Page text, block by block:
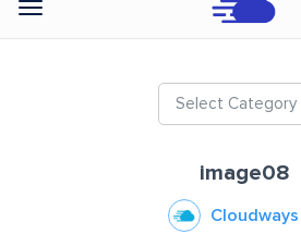
Categories
Select Category
image08
Cloudways